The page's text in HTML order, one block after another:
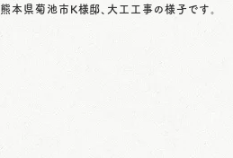
熊本県菊池市K様邸、大工工事の様子です。